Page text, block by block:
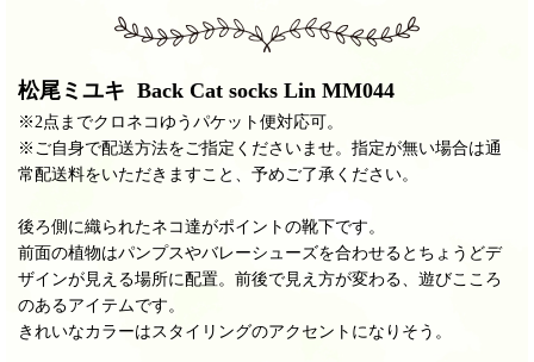
松尾ミユキ Back Cat socks Lin MM044
※2点までクロネコゆうパケット便対応可。
※ご自身で配送方法をご指定くださいませ。指定が無い場合は通
常配送料をいただきますこと、予めご了承ください。
後ろ側に織られたネコ達がポイントの靴下です。
前面の植物はパンプスやバレーシューズを合わせるとちょうどデ
ザインが見える場所に配置。前後で見え方が変わる、遊びこころ
のあるアイテムです。
きれいなカラーはスタイリングのアクセントになりそう。